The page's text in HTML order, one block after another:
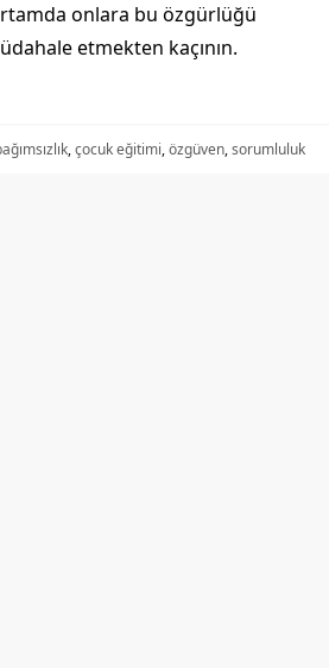
onlara bu özgürlüğü
etmekten kaçının.
,çocuk eğitimi,özgüven,sorumluluk